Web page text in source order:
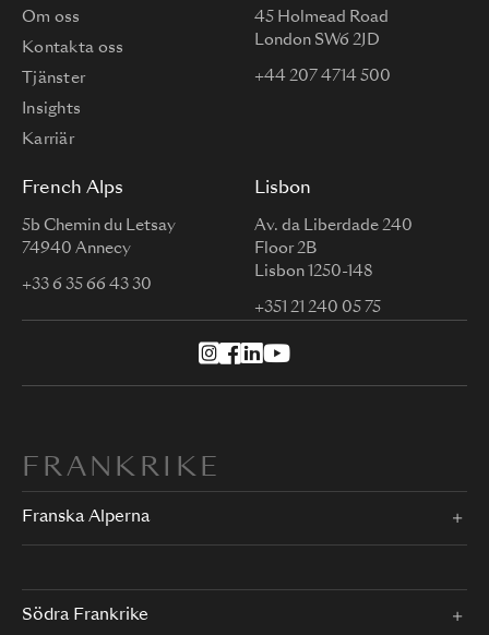
Om oss
Kontakta oss
Tjänster
Insights
Karriär
45 Holmead Road
London SW6 2JD
+44 207 4714 500
French Alps
5b Chemin du Letsay
74940 Annecy
+33 6 35 66 43 30
Lisbon
Av. da Liberdade 240
Floor 2B
Lisbon 1250-148
+351 21 240 05 75
FRANKRIKE
Franska Alperna
Södra Frankrike